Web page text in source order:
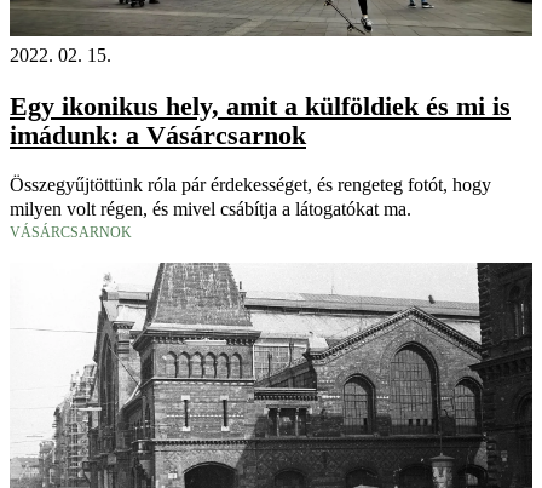
2022. 02. 15.
Egy ikonikus hely, amit a külföldiek és mi is
imádunk: a Vásárcsarnok
Összegyűjtöttünk róla pár érdekességet, és rengeteg fotót, hogy
milyen volt régen, és mivel csábítja a látogatókat ma.
VÁSÁRCSARNOK